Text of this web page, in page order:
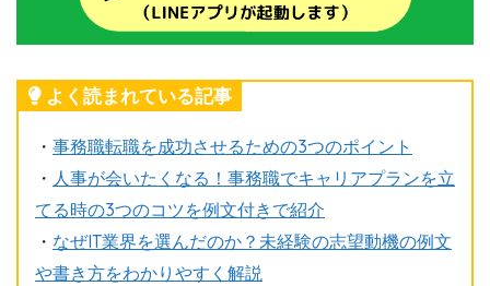
よく読まれている記事
・ 事務職転職を成功させるための3つのポイント
・ 人事が会いたくなる！事務職でキャリアプランを立
てる時の3つのコツを例文付きで紹介
・ なぜIT業界を選んだのか？未経験の志望動機の例文
や書き方をわかりやすく解説